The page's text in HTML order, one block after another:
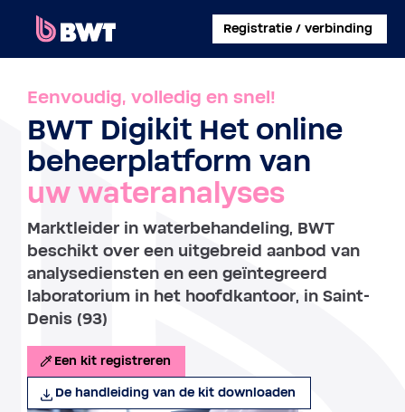
Registratie / verbinding
INLOGGEN
EEN KLANTACCOUNT AANMAKEN
EEN KIT ZONDER ACCOUNT REGISTREREN
OVER BWT
CONTACT
Eenvoudig, volledig en snel!
BWT Digikit Het online
beheerplatform van
uw wateranalyses
Marktleider in waterbehandeling, BWT
beschikt over een uitgebreid aanbod van
analysediensten en een geïntegreerd
laboratorium in het hoofdkantoor, in Saint-
Denis (93)
Een kit registreren
De handleiding van de kit downloaden